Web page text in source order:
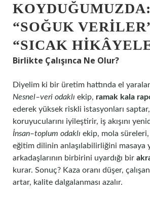
KOYDUĞUMUZDA:
“SOĞUK
“SICAK
Birlikte Çalışınca Ne Olur?
Diyelim ki bir üretim hattında el
Nesnel–veri odaklı ekip, ramak kala
ederek yüksek riskli istasyonları
koruyucularını iyileştirir, iş akışını
İnsan–toplum odaklı ekip, mola
eğitim dilinin anlaşılabilirliğini masaya
arkadaşlarının birbirini uyardığı bir
kurar. Sonuç? Kaza oranı düşer,
artar, kalite dalgalanması azalır.